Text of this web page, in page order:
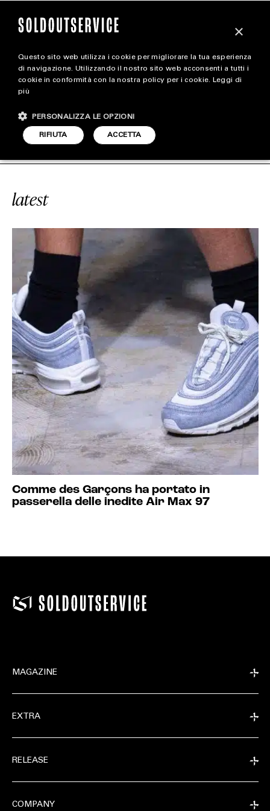
magazine
STYLE
FOOTWEAR
X NIKE AIR MAX 97
latest
Comme des Garçons ha portato in
passerella delle inedite Air Max 97
MAGAZINE
EXTRA
RELEASE
COMPANY
×
Questo sito web utilizza i cookie per migliorare la tua esperienza
di navigazione. Utilizzando il nostro sito web acconsenti a tutti i
cookie in conformità con la nostra policy per i cookie. Leggi di
più
ACCETTA
RIFIUTA
PERSONALIZZA LE OPZIONI